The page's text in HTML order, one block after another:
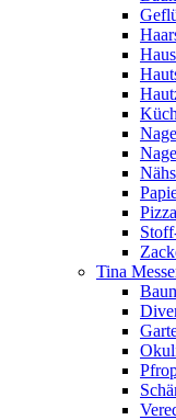
Tina